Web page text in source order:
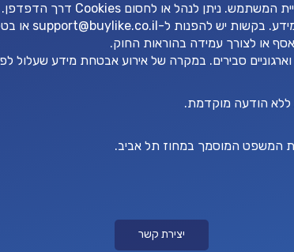
בקשות יש להפנות ל-support@buylike.co.il
או בטלפון
או לצורך עמידה בהוראות החוק.
סבירים. במקרה של אירוע אבטחת מידע שעלול
ללא הודעה מוקדמת.
המשפט המוסמך במחוז תל אביב.
יצירת קשר